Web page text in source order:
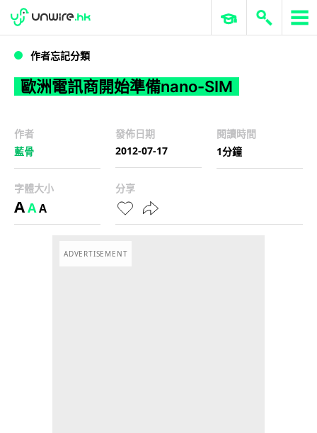
歐洲電訊商開始準備nano-SIM
WWDC 2026 ERP 與商業 AI
作者忘記分類
歐洲電訊商開始準備nano-SIM
作者
藍骨
發佈日期
2012-07-17
閱讀時間
1分鐘
字體大小
AAA
分享
ADVERTISEMENT